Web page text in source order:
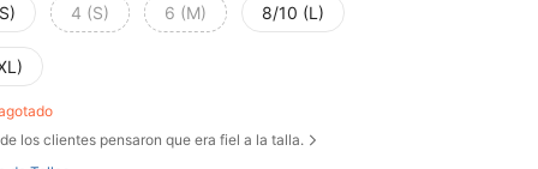
4 (S) 6 (M) 8/10 (L)
de los clientes pensaron que era fiel a la talla.